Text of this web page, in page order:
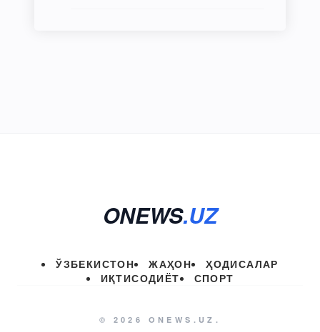
ONEWS.UZ
ЎЗБЕКИСТОН ЖАҲОН
ҲОДИСАЛАР
ИҚТИСОДИЁТ
СПОРТ
© 2026 ONEWS.UZ.